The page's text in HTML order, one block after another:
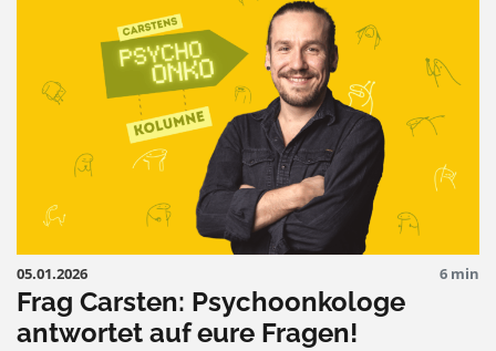
05.01.2026 6 min
Frag Carsten: Psychoonkologe
antwortet auf eure Fragen!